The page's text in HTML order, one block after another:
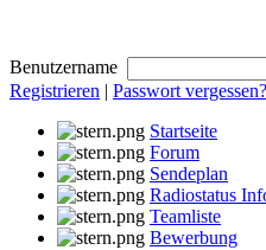
Benutzername
Registrieren | Passwort vergessen?
Startseite
Forum
Sendeplan
Radiostatus
Teamliste
Bewerbung